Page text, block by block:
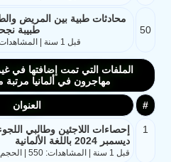
50
محادثات طبية بين المريض
طبيبة
قبل 1 سنة | المشاهدات: 329 | الحجم: 1.8MB
الملفات التي تمت إضافتها في
مهاجرون في ألمانيا مرتبة
# العنوان
1
إحصاءات اللاجئين وطالبي
ديسمبر 2024 باللغة الألمانية
قبل 1 سنة | المشاهدات: 550 | الحجم: 1.2MB